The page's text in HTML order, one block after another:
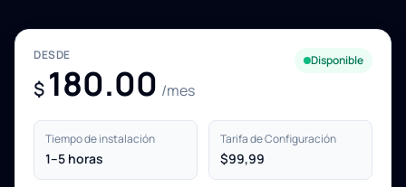
DESDE
$ 180.00 /mes
Disponible
Tiempo de instalación
1–5 horas
Tarifa de Configuración
$99,99